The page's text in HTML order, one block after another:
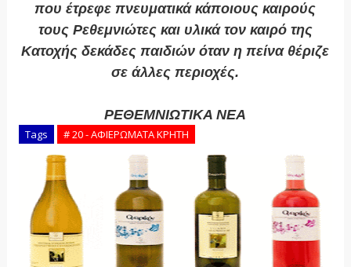
που έτρεφε πνευματικά κάποιους καιρούς
τους Ρεθεμνιώτες και υλικά τον καιρό της
Κατοχής δεκάδες παιδιών όταν η πείνα θέριζε
σε άλλες περιοχές.
ΡΕΘΕΜΝΙΩΤΙΚΑ ΝΕΑ
Tags # 20 - ΑΦΙΕΡΩΜΑΤΑ ΚΡΗΤΗ